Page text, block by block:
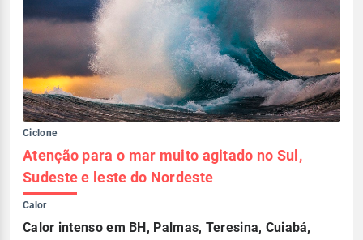
Ciclone
Atenção para o mar muito agitado no Sul,
Sudeste e leste do Nordeste
Calor
Calor intenso em BH, Palmas, Teresina, Cuiabá,